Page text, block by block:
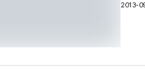
2013-